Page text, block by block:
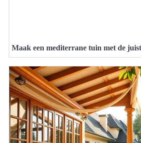
Maak een mediterrane tuin met de